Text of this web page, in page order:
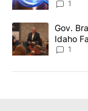
News 8
1
A trending article
Gov.
Idaho
Local
1